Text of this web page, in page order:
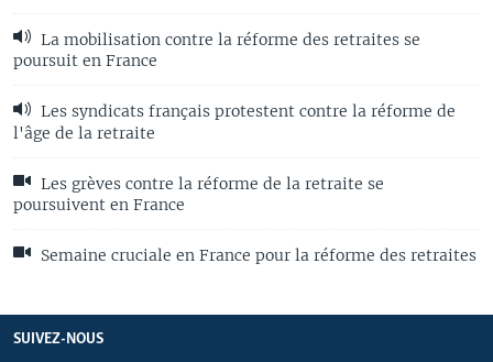
La mobilisation contre la réforme des retraites se
poursuit en France
Les syndicats français protestent contre la réforme de
l'âge de la retraite
Les grèves contre la réforme de la retraite se
poursuivent en France
Semaine cruciale en France pour la réforme des retraites
SUIVEZ-NOUS